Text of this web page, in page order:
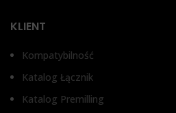
KLIENT
Kompatybilność
Katalog Łącznik
Katalog Premilling